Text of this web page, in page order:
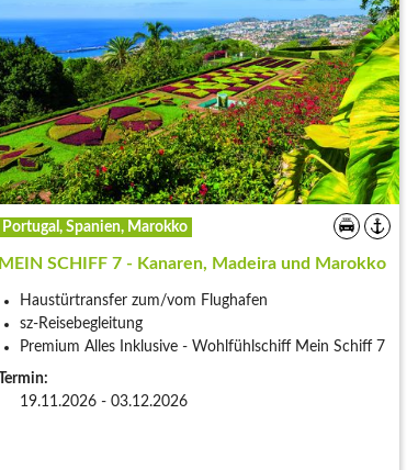
Portugal, Spanien, Marokko
MEIN SCHIFF 7 - Kanaren, Madeira und Marokko
Haustürtransfer zum/vom Flughafen
sz-Reisebegleitung
Premium Alles Inklusive - Wohlfühlschiff Mein Schiff 7
Termin:
19.11.2026 - 03.12.2026